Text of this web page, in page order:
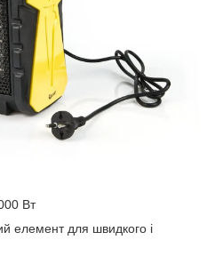
Вт
елемент для швидкого і